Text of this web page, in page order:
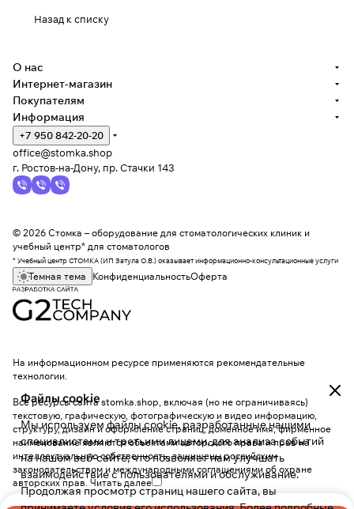
Назад к списку
Файлы cookie
Мы используем файлы cookie, разработанные нашими
специалистами и третьими лицами, для анализа событий
на нашем веб-сайте, что позволяет нам улучшать
взаимодействие с пользователями и обслуживание.
Продолжая просмотр страниц нашего сайта, вы
О нас
Интернет-магазин
Покупателям
Информация
+7 950 842-20-20
office@stomka.shop
г. Ростов-на-Дону, пр. Стачки 143
© 2026 Стомка – оборудование для стоматологических клиник и
учебный центр* для стоматологов
* Учебный центр СТОМКА (ИП Затула О.В.) оказывает информационно-консультационные услуги
Темная тема КонфиденциальностьОферта
На информационном ресурсе применяются рекомендательные
технологии.
Все ресурсы сайта stomka.shop, включая (но не ограничиваясь)
текстовую, графическую, фотографическую и видео информацию,
структуру, дизайн и оформление страниц, доменное имя, фирменное
наименование являются объектами авторского права и прав на
интеллектуальную собственность, защищены российским
законодательством и международными соглашениями об охране
авторских прав. Читать далее